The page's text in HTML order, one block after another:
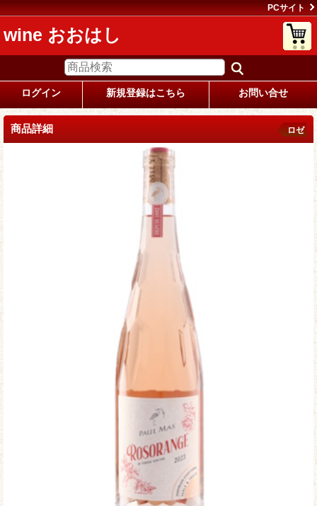
PCサイト
wine おおはし
ログイン 新規登録はこちら お問い合せ
商品詳細 ロゼ